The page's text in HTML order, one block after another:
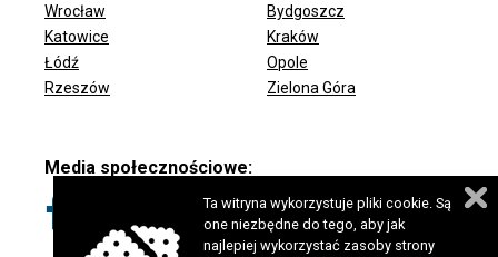
ODDZIAŁY FUNDACJI
Wrocław
Bydgoszcz
Katowice
Kraków
Łódź
Opole
Rzeszów
Zielona Góra
Media społecznościowe:
Ta witryna wykorzystuje pliki cookie. Są
one niezbędne do tego, aby jak
najlepiej wykorzystać zasoby strony